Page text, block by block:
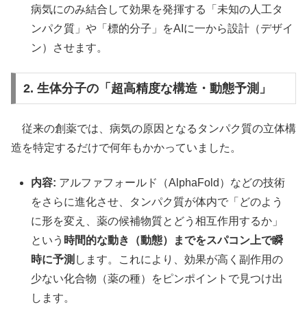
病気にのみ結合して効果を発揮する「未知の人工タ
ンパク質」や「標的分子」をAIに一から設計（デザイ
ン）させます。
2. 生体分子の「超高精度な構造・動態予測」
従来の創薬では、病気の原因となるタンパク質の立体構
造を特定するだけで何年もかかっていました。
内容: アルファフォールド（AlphaFold）などの技術
をさらに進化させ、タンパク質が体内で「どのよう
に形を変え、薬の候補物質とどう相互作用するか」
という 時間的な動き（動態）までをスパコン上で瞬
時に予測 します。これにより、効果が高く副作用の
少ない化合物（薬の種）をピンポイントで見つけ出
します。